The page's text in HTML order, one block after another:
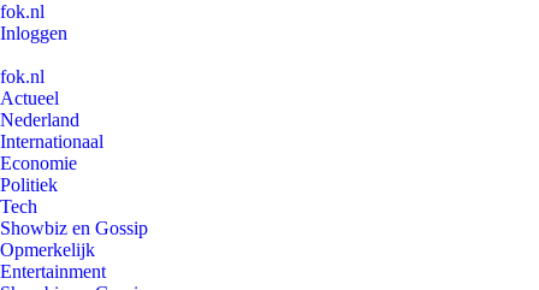
fok.nl
Inloggen
fok.nl
Actueel
Nederland
Internationaal
Economie
Politiek
Tech
Showbiz en Gossip
Opmerkelijk
Entertainment